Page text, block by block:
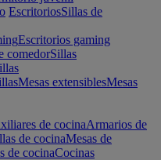
EscritoriosSillas de
Escritorios gaming
comedorSillas
Mesas extensiblesMesas
de cocinaArmarios de
de cocinaMesas de
de cocinaCocinas